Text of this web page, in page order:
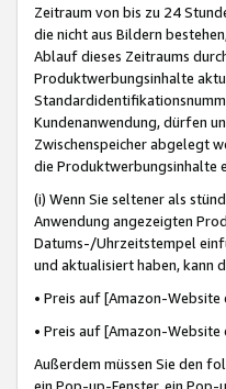
Zeitraum von bis zu 24
die nicht aus Bildern
Ablauf dieses Zeitraums
Produktwerbungsinhalte
Kundenanwendung, dürfen
Zwischenspeicher abgelegt
die Produktwerbungsinhalte
(i) Wenn Sie seltener als
Anwendung angezeigten
Datums-/Uhrzeitstempel
und aktualisiert haben, kann
• Preis auf [Amazon-
• Preis auf [Amazon-
Außerdem müssen Sie den
ein Pop-up-Fenster, ein